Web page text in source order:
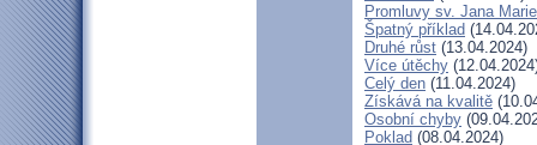
Promluvy sv. Jana
Špatný příklad
Druhé růst (13.04.2024)
Více útěchy
Celý den (11.04.2024)
Získává na kvalitě
Osobní chyby
Poklad (08.04.2024)